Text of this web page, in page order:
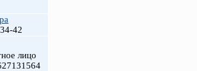
42
лицо